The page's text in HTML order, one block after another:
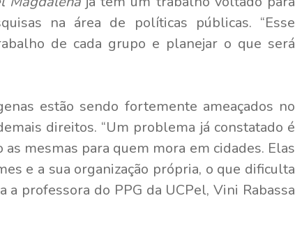
na área de políticas públicas. “Esse
de cada grupo e planejar o que será
estão sendo fortemente ameaçados no
direitos. “Um problema já constatado é
mesmas para quem mora em cidades. Elas
e a sua organização própria, o que dificulta
professora do PPG da UCPel, Vini Rabassa